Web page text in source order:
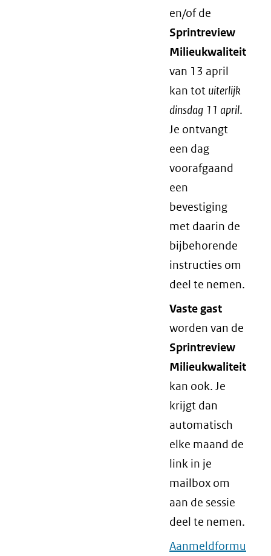
en/of de
Sprintreview
Milieukwaliteit
van 13 april
kan tot uiterlijk
dinsdag 11 april.
Je ontvangt
een dag
voorafgaand
een
bevestiging
met daarin de
bijbehorende
instructies om
deel te nemen.
Vaste gast
worden van de
Sprintreview
Milieukwaliteit
kan ook. Je
krijgt dan
automatisch
elke maand de
link in je
mailbox om
aan de sessie
deel te nemen.
Aanmeldformu